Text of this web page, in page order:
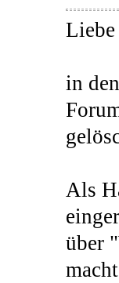
Liebe
in
Als
über